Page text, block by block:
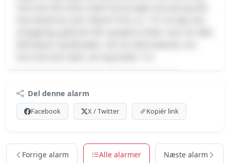
Premium indhold
Log ind med Premium for at se meldingen.
Se Premium-muligheder
Del denne alarm
Facebook X / Twitter Kopiér link
Forrige alarm Alle alarmer Næste alarm